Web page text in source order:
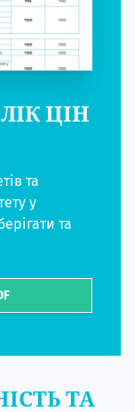
ЦІН
та
у
та
ТА